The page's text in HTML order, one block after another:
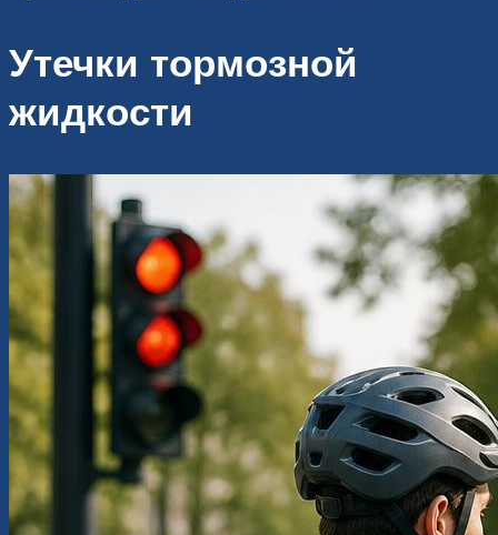
Утечки тормозной
жидкости